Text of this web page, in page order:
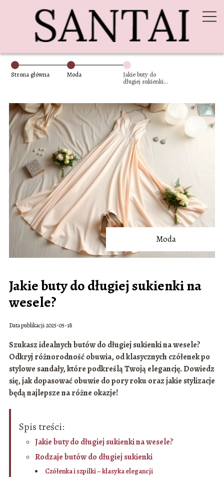
Strona główna Moda
Jakie buty do
długiej sukienki
Moda
Jakie buty do długiej sukienki na
wesele?
Data publikacji: 2025-05-18
Szukasz idealnych butów do długiej sukienki na wesele?
Odkryj różnorodność obuwia, od klasycznych czółenek po
stylowe sandały, które podkreślą Twoją elegancję. Dowiedz
się, jak dopasować obuwie do pory roku oraz jakie stylizacje
będą najlepsze na różne okazje!
Spis treści:
Jakie buty do długiej sukienki na wesele?
Rodzaje butów do długiej sukienki
Czółenka i szpilki – klasyka elegancji